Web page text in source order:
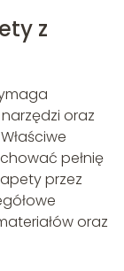
z
oraz
pełnię
przez
oraz